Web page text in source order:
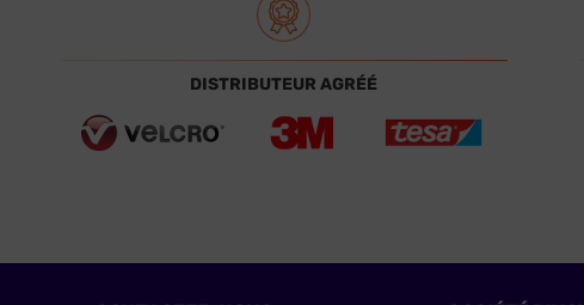
DISTRIBUTEUR AGRÉÉ